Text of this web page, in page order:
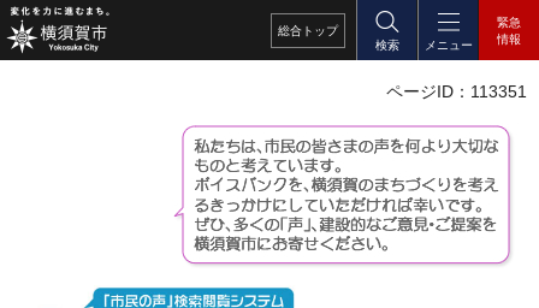
総合 トップ
検索
メニュー
緊急
情報
ページID：113351